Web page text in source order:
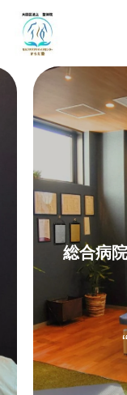
総合病